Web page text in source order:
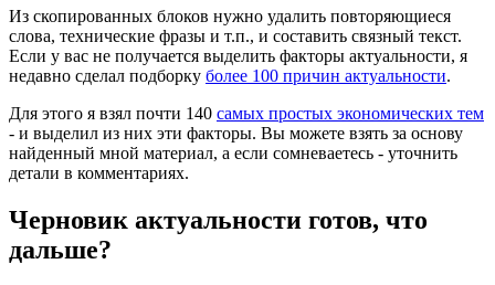
Из скопированных блоков нужно удалить повторяющиеся
слова, технические фразы и т.п., и составить связный текст.
Если у вас не получается выделить факторы актуальности, я
недавно сделал подборку более 100 причин актуальности.
Для этого я взял почти 140 самых простых экономических тем
- и выделил из них эти факторы. Вы можете взять за основу
найденный мной материал, а если сомневаетесь - уточнить
детали в комментариях.
Черновик актуальности готов, что
дальше?